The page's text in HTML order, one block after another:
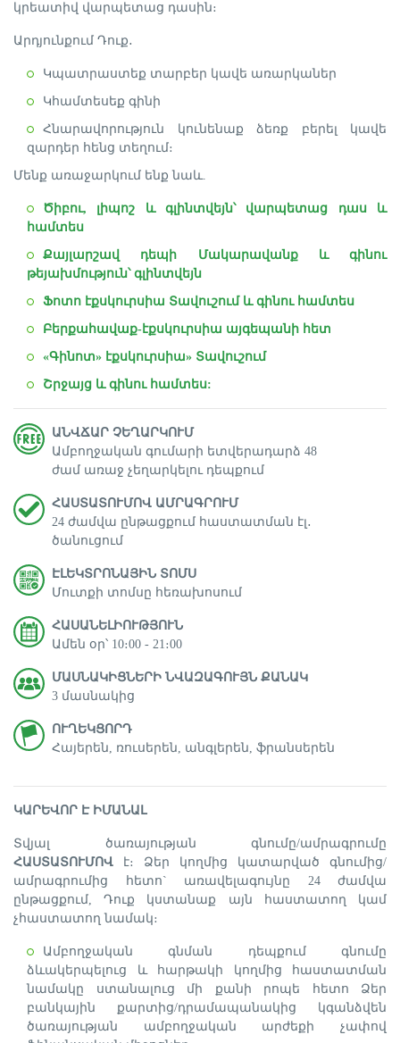
կրեատիվ վարպետաց դասին։
Արդյունքում Դուք․
Կպատրաստեք տարբեր կավե առարկաներ
Կհամտեսեք գինի
Հնարավորություն կունենաք ձեռք բերել կավե
զարդեր հենց տեղում։
Մենք առաջարկում ենք նաև.
Ծիբու, լիպոշ և գլինտվեյն՝ վարպետաց դաս և
համտես
Քայլարշավ դեպի Մակարավանք և գինու
թեյախմություն՝ գլինտվեյն
Ֆոտո էքսկուրսիա Տավուշում և գինու համտես
Բերքահավաք-էքսկուրսիա այգեպանի հետ
«Գինոտ» էքսկուրսիա» Տավուշում
Շրջայց և գինու համտես:
ԱՆՎՃԱՐ ՉԵՂԱՐԿՈՒՄ
Ամբողջական գումարի ետվերադարձ 48
ժամ առաջ չեղարկելու դեպքում
ՀԱՍՏԱՏՈՒՄՈՎ ԱՄՐԱԳՐՈՒՄ
24 ժամվա ընթացքում հաստատման էլ․
ծանուցում
ԷԼԵԿՏՐՈՆԱՅԻՆ ՏՈՄՍ
Մուտքի տոմսը հեռախոսում
ՀԱՍԱՆԵԼԻՈՒԹՅՈՒՆ
Ամեն օր՝ 10։00 - 21։00
ՄԱՍՆԱԿԻՑՆԵՐԻ ՆՎԱԶԱԳՈՒՅՆ ՔԱՆԱԿ
3 մասնակից
ՈՒՂԵԿՑՈՐԴ
Հայերեն, ռուսերեն, անգլերեն, ֆրանսերեն
ԿԱՐԵՎՈՐ Է ԻՄԱՆԱԼ
Տվյալ ծառայության գնումը/ամրագրումը
ՀԱՍՏԱՏՈՒՄՈՎ է։ Ձեր կողմից կատարված գնումից/
ամրագրումից հետո` առավելագույնը 24 ժամվա
ընթացքում, Դուք կստանաք այն հաստատող կամ
չհաստատող նամակ։
Ամբողջական գնման դեպքում գնումը
ձևակերպելուց և հարթակի կողմից հաստատման
նամակը ստանալուց մի քանի րոպե հետո Ձեր
բանկային քարտից/դրամապանակից կգանձվեն
ծառայության ամբողջական արժեքի չափով